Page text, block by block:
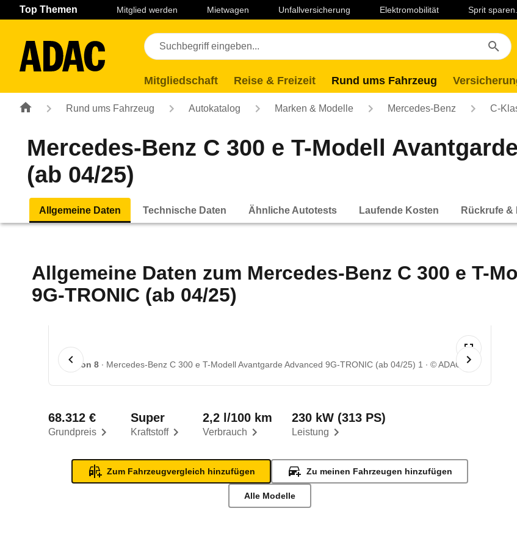
Navigation Seiteninhalt Fußzeile
Top Themen Mitglied werden Mietwagen Unfallversicherung Elektromobilität Sprit
Mitgliedschaft Reise & Freizeit Rund ums Fahrzeug
Rund ums Fahrzeug Autokatalog Marken & Modelle Mercedes-Benz C-
Mercedes-Benz C 300 e T-Modell
(ab 04/25)
Allgemeine Daten Technische Daten Ähnliche Autotests Laufende Kosten Rückrufe &
Allgemeine Daten zum Mercedes-Benz C 300 e T-
9G-TRONIC (ab 04/25)
1 von 8 Mercedes-Benz C 300 e T-Modell Avantgarde Advanced 9G-TRONIC (ab 04/25) 1 © ADAC
Grundpreis
68.312 €
Kraftstoff
Super
Verbrauch
2,2 l/100 km
Leistung
230 kW (313 PS)
Zum Fahrzeugvergleich hinzufügen Zu meinen Fahrzeugen hinzufügen
Alle Modelle